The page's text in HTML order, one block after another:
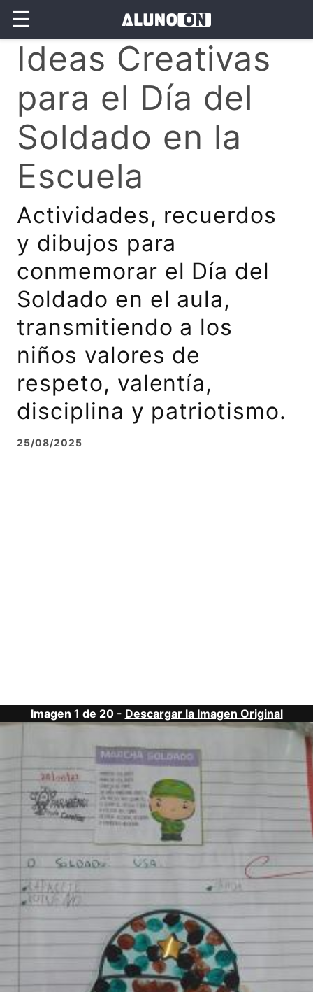
☰
Ideas Creativas
para el Día del
Soldado en la
Escuela
Actividades, recuerdos
y dibujos para
conmemorar el Día del
Soldado en el aula,
transmitiendo a los
niños valores de
respeto, valentía,
disciplina y patriotismo.
25/08/2025
Imagen 1 de 20 - Descargar la Imagen Original